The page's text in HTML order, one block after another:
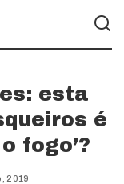
esta
é
fogo’?
2019